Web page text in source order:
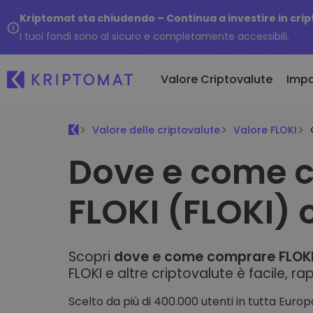
Kriptomat sta chiudendo – Continua a investire in
I tuoi fondi sono al sicuro e completamente accessibili.
Valore Criptovalute
Più di 300 criptovalute
Top Vincitori & Perdenti
Trova opportunità di investimento
Cosa
...oggi
Compra più di 300
Scambia criptovalute
Oltre 1.000 combinazioni
L’investimento intelligente in
criptovalute
Wallet Kriptomat
Un wallet di criptovalute
sicuro
Valore delle criptovalute Valore FLOKI
Dove e come
FLOKI (FLOKI)
Scopri dove e come comprare FLOKI
FLOKI e altre criptovalute è facile,
Scelto da più di 400.000 utenti in tutta